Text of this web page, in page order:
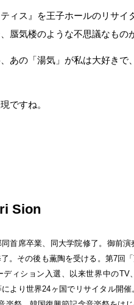
ィス』を王子ホールのリサイ
蜃気楼のような不思議なもの
あの「湯気」が私は大好きで
ですね。
Sion
首席卒業、同大学院修了。御前
。その後も薫陶を受ける。第7回
ディション入選、以来世界中のTV
により世界24ヶ国でリサイタル開